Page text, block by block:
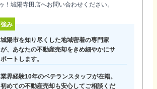
！城陽寺田店へお問い合わせください。
強み
城陽市を知り尽くした地域密着の専門家
が、あなたの不動産売却をきめ細やかにサ
ポートします。
業界経験10年のベテランスタッフが在籍。
初めての不動産売却も安心してご相談くだ